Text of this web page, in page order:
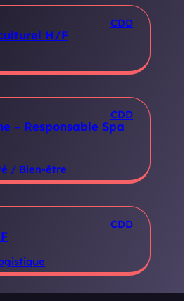
CDD
H/F
CDD
– Responsable Spa
/ Bien-être
CDD